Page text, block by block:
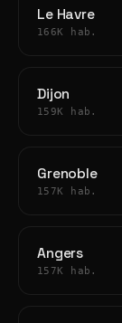
Le Havre
166K hab.
Dijon
159K hab.
Grenoble
157K hab.
Angers
157K hab.